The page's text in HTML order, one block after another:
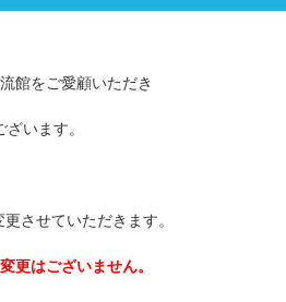
館をご愛顧いただき
います。
させていただきます。
更はございません。